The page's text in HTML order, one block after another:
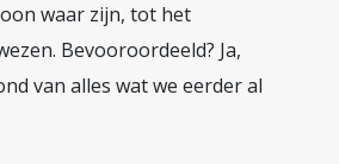
waar zijn, tot het
Bevooroordeeld? Ja,
van alles wat we eerder al